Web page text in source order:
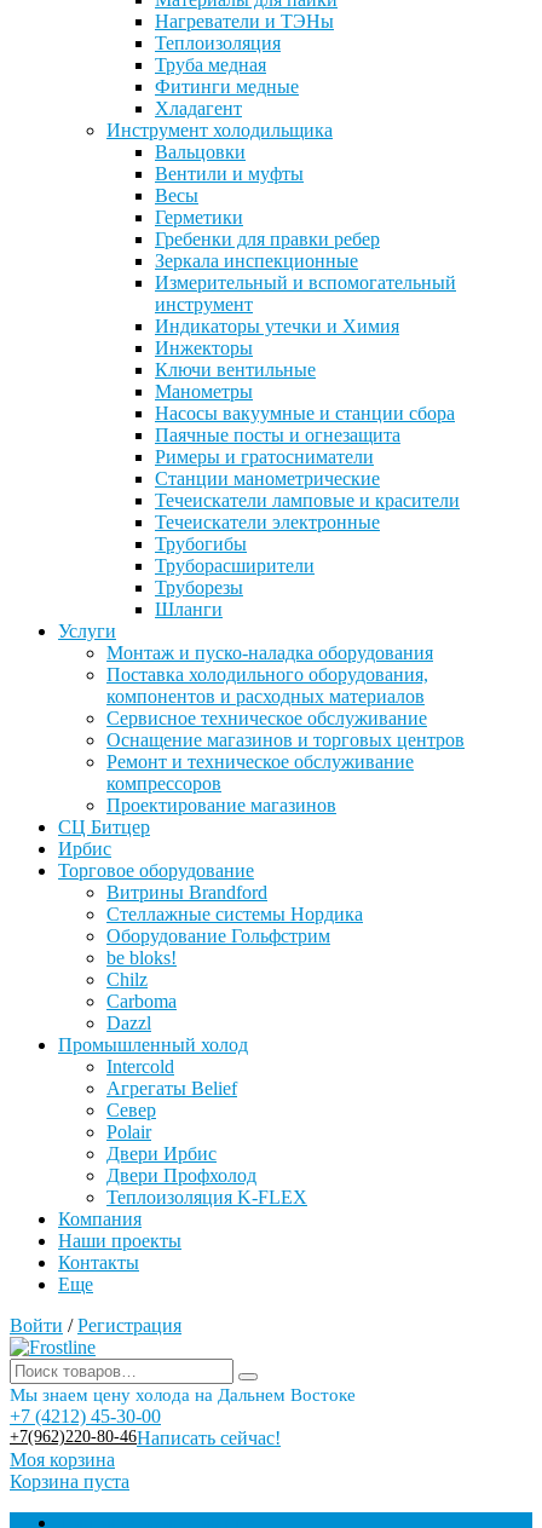
Нагреватели и ТЭНы
Теплоизоляция
Труба медная
Фитинги медные
Хладагент
Инструмент холодильщика
Вальцовки
Вентили и муфты
Весы
Герметики
Гребенки для правки ребер
Зеркала инспекционные
Измерительный и вспомогательный
инструмент
Индикаторы утечки и Химия
Инжекторы
Ключи вентильные
Манометры
Насосы вакуумные и станции сбора
Паячные посты и огнезащита
Римеры и гратосниматели
Станции манометрические
Течеискатели ламповые и красители
Течеискатели электронные
Трубогибы
Труборасширители
Труборезы
Шланги
Услуги
Монтаж и пуско-наладка оборудования
Поставка холодильного оборудования,
компонентов и расходных материалов
Сервисное техническое обслуживание
Оснащение магазинов и торговых центров
Ремонт и техническое обслуживание
компрессоров
Проектирование магазинов
СЦ Битцер
Ирбис
Торговое оборудование
Витрины Brandford
Стеллажные системы Нордика
Оборудование Гольфстрим
be bloks!
Chilz
Carboma
Dazzl
Промышленный холод
Intercold
Агрегаты Belief
Север
Polair
Двери Ирбис
Двери Профхолод
Теплоизоляция K-FLEX
Компания
Наши проекты
Контакты
Еще
Войти / Регистрация
Мы знаем цену холода на Дальнем Востоке
+7 (4212) 45-30-00
+7(962)220-80-46Написать сейчас!
Моя корзина
Корзина пуста